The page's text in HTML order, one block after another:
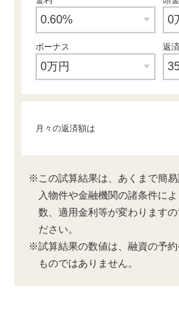
ボーナス 返
月々の返済額は
※この試算結果は、あくまで簡
入物件や金融機関の諸条件に
数、適用金利等が変わります
ださい。
※試算結果の数値は、融資の予
ものではありません。